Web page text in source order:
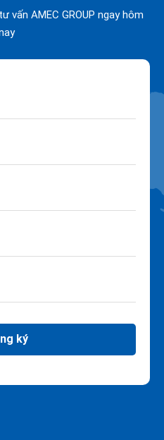
vấn AMEC GROUP ngay hôm
ký